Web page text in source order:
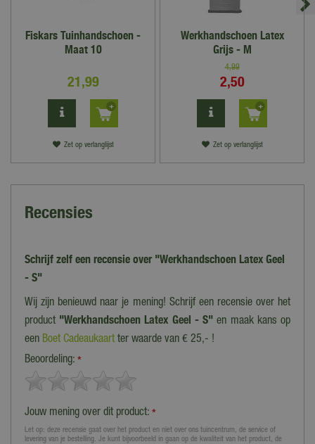
Fiskars Tuinhandschoen -
Maat 10
21,99
Zet op verlanglijst
Werkhandschoen Latex
Grijs - M
4,99
2,50
Zet op verlanglijst
Recensies
Schrijf zelf een recensie over "Werkhandschoen Latex Geel
- S"
Wij zijn benieuwd naar je mening! Schrijf een recensie over het
product "Werkhandschoen Latex Geel - S" en maak kans op
een Boet Cadeaukaart ter waarde van € 25,- !
Beoordeling: *
Jouw mening over dit product: *
Let op: deze recensie gaat over het product en niet over ons tuincentrum, de service of
levering van je bestelling. Je kunt bijvoorbeeld in gaan op de kwaliteit van het product, de